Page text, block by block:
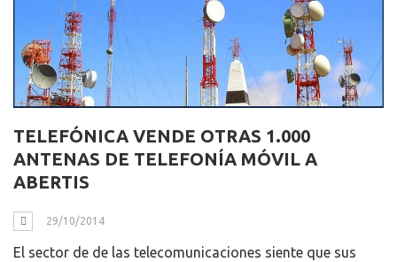
TELEFÓNICA VENDE OTRAS 1.000
ANTENAS DE TELEFONÍA MÓVIL A
ABERTIS
29/10/2014
El sector de de las telecomunicaciones siente que sus